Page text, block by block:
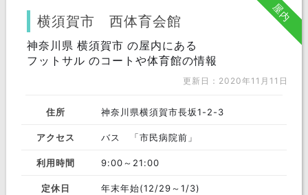
屋内
横須賀市 西体育会館
神奈川県 横須賀市 の屋内にある
フットサル のコートや体育館の情報
更新日：2020年11月11日
住所 神奈川県横須賀市長坂1-2-3
アクセス バス 「市民病院前」
利用時間 9:00～21:00
定休日 年末年始(12/29～1/3)